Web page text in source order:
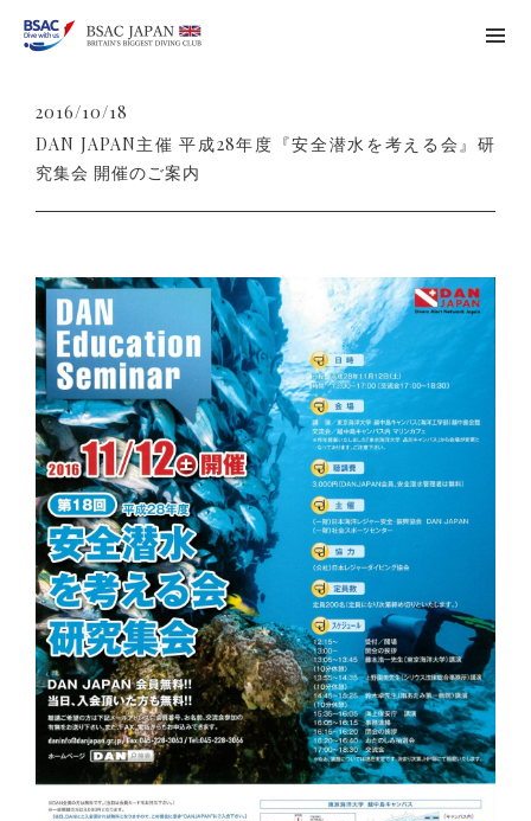
2016/10/18
DAN JAPAN主催 平成28年度『安全潜水を考える会』研
究集会 開催のご案内